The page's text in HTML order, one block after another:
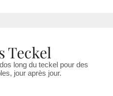
long du teckel pour des
jour après jour.
Teckel